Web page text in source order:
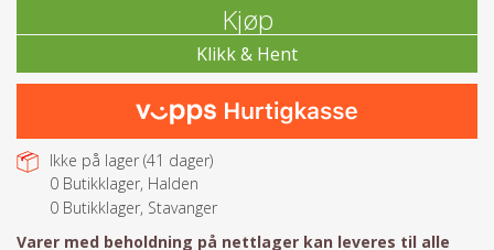
Kjøp
Ikke på lager (41 dager)
0 Butikklager, Halden
0 Butikklager, Stavanger
Varer med beholdning på nettlager kan leveres til alle